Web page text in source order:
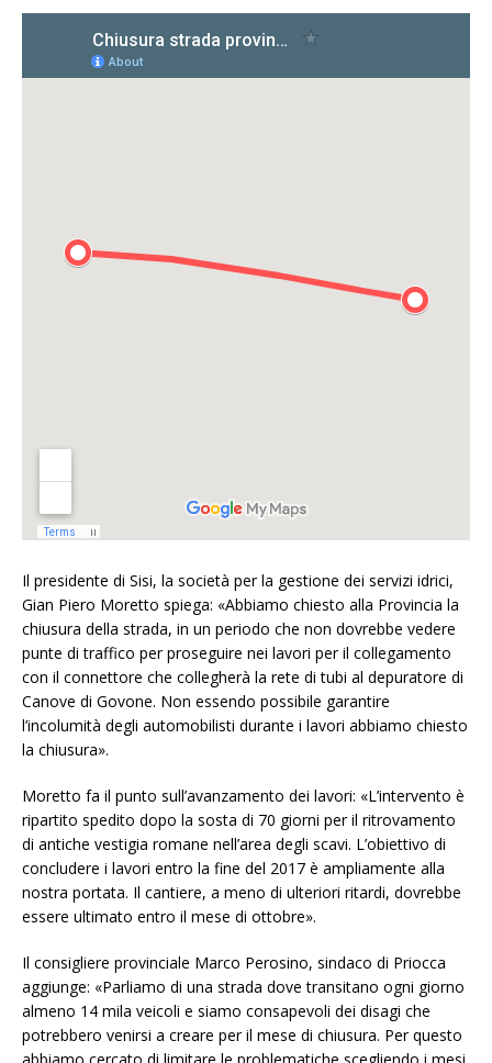
Il presidente di Sisi, la società per la gestione dei servizi idrici,
Gian Piero Moretto spiega: «Abbiamo chiesto alla Provincia la
chiusura della strada, in un periodo che non dovrebbe vedere
punte di traffico per proseguire nei lavori per il collegamento
con il connettore che collegherà la rete di tubi al depuratore di
Canove di Govone. Non essendo possibile garantire
l’incolumità degli automobilisti durante i lavori abbiamo chiesto
la chiusura».
Moretto fa il punto sull’avanzamento dei lavori: «L’intervento è
ripartito spedito dopo la sosta di 70 giorni per il ritrovamento
di antiche vestigia romane nell’area degli scavi. L’obiettivo di
concludere i lavori entro la fine del 2017 è ampliamente alla
nostra portata. Il cantiere, a meno di ulteriori ritardi, dovrebbe
essere ultimato entro il mese di ottobre».
Il consigliere provinciale Marco Perosino, sindaco di Priocca
aggiunge: «Parliamo di una strada dove transitano ogni giorno
almeno 14 mila veicoli e siamo consapevoli dei disagi che
potrebbero venirsi a creare per il mese di chiusura. Per questo